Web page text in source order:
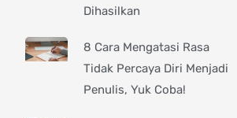
Dihasilkan
8 Cara Mengatasi Rasa
Tidak Percaya Diri Menjadi
Penulis, Yuk Coba!